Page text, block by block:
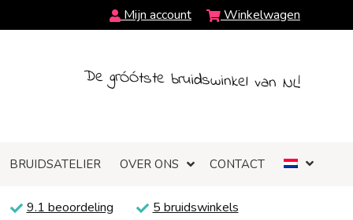
Mijn account Winkelwagen
De grÓÓtste bruidswinkel van NL!
BRUIDSATELIER OVER ONS CONTACT
9.1 beoordeling 5 bruidswinkels